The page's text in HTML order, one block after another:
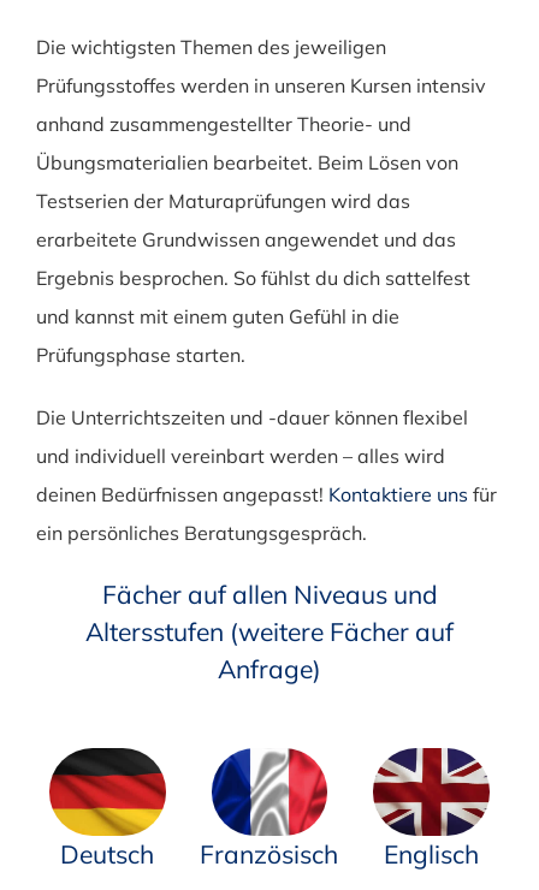
Die wichtigsten Themen des jeweiligen
Prüfungsstoffes werden in unseren Kursen intensiv
anhand zusammengestellter Theorie- und
Übungsmaterialien bearbeitet. Beim Lösen von
Testserien der Maturaprüfungen wird das
erarbeitete Grundwissen angewendet und das
Ergebnis besprochen. So fühlst du dich sattelfest
und kannst mit einem guten Gefühl in die
Prüfungsphase starten.
Die Unterrichtszeiten und -dauer können flexibel
und individuell vereinbart werden – alles wird
deinen Bedürfnissen angepasst! Kontaktiere uns für
ein persönliches Beratungsgespräch.
Fächer auf allen Niveaus und
Altersstufen (weitere Fächer auf
Anfrage)
Deutsch Französisch Englisch